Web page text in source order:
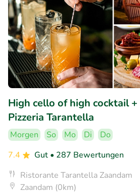
High cello of high cocktail
Pizzeria Tarantella
Morgen So Mo Di
Do
7.4
Gut • 287 Bewertungen
Ristorante Tarantella Zaandam
Zaandam (0km)